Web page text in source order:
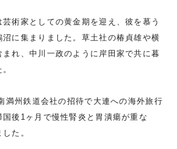
術家としての黄金期を迎え、彼を慕う
に集まりました。草土社の椿貞雄や横
れ、中川一政のように岸田家で共に暮
満州鉄道会社の招待で大連への海外旅行
後1ヶ月で慢性腎炎と胃潰瘍が重な
た。